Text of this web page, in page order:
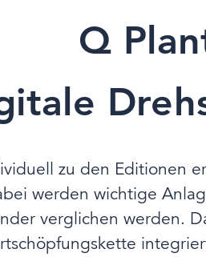
Q
zu den Editionen
werden wichtige
verglichen werden.